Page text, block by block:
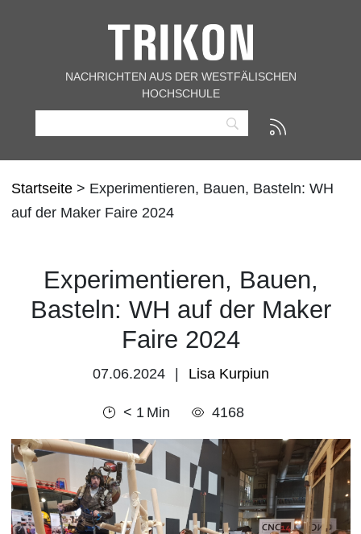
NACHRICHTEN AUS DER WESTFÄLISCHEN
HOCHSCHULE
Startseite > Experimentieren, Bauen, Basteln: WH
auf der Maker Faire 2024
Experimentieren, Bauen,
Basteln: WH auf der Maker
Faire 2024
07.06.2024 Lisa Kurpiun
< 1 Min 4168